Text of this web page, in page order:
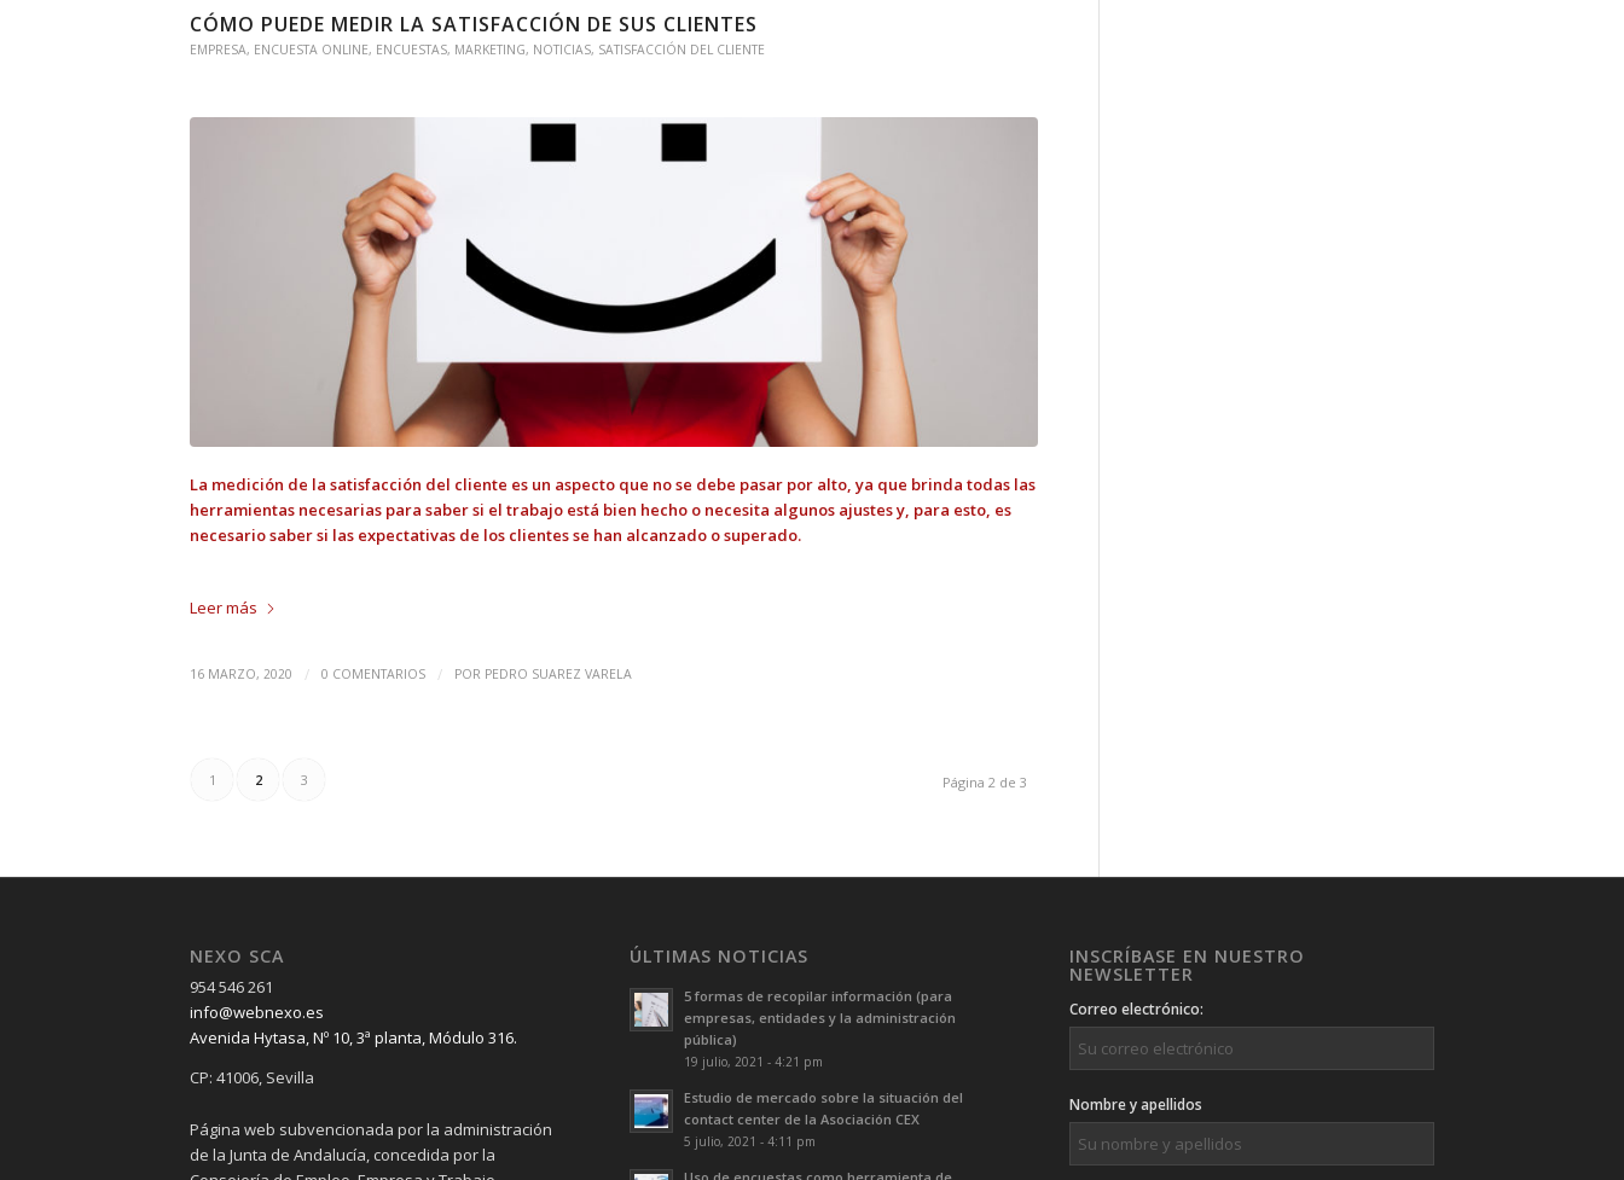
CÓMO PUEDE MEDIR LA SATISFACCIÓN DE SUS CLIENTES
EMPRESA, ENCUESTA ONLINE, ENCUESTAS, MARKETING, NOTICIAS, SATISFACCIÓN DEL CLIENTE
La medición de la satisfacción del cliente es un aspecto que no se debe pasar por alto, ya que brinda todas las
herramientas necesarias para saber si el trabajo está bien hecho o necesita algunos ajustes y, para esto, es
necesario saber si las expectativas de los clientes se han alcanzado o superado.
Leer más
16 MARZO, 2020 / 0 COMENTARIOS / POR PEDRO SUAREZ VARELA
Página 2 de 3
1 2 3
NEXO SCA
954 546 261
info@webnexo.es
Avenida Hytasa, Nº 10, 3ª planta, Módulo 316.
CP: 41006, Sevilla
Página web subvencionada por la administración
de la Junta de Andalucía, concedida por la
ÚLTIMAS NOTICIAS
5 formas de recopilar información (para
empresas, entidades y la administración
pública)
19 julio, 2021 - 4:21 pm
Estudio de mercado sobre la situación del
contact center de la Asociación CEX
5 julio, 2021 - 4:11 pm
INSCRÍBASE EN NUESTRO
NEWSLETTER
Correo electrónico:
Nombre y apellidos